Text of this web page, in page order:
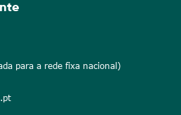
para a rede fixa nacional)